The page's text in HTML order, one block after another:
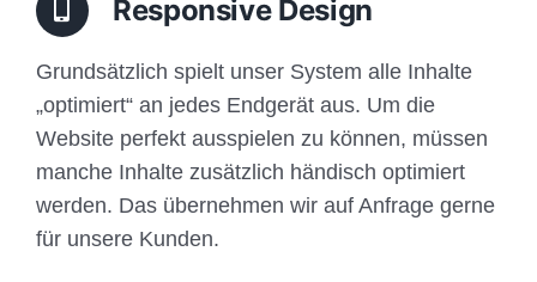
Responsive Design
Grundsätzlich spielt unser System alle Inhalte
„optimiert“ an jedes Endgerät aus. Um die
Website perfekt ausspielen zu können, müssen
manche Inhalte zusätzlich händisch optimiert
werden. Das übernehmen wir auf Anfrage gerne
für unsere Kunden.